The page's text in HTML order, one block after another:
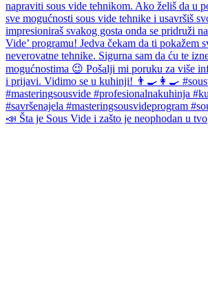
📣 Šta je Sous Vide i zašto je neophodan u tvo